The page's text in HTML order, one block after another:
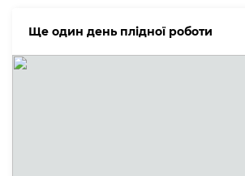
Ще один день плідної роботи